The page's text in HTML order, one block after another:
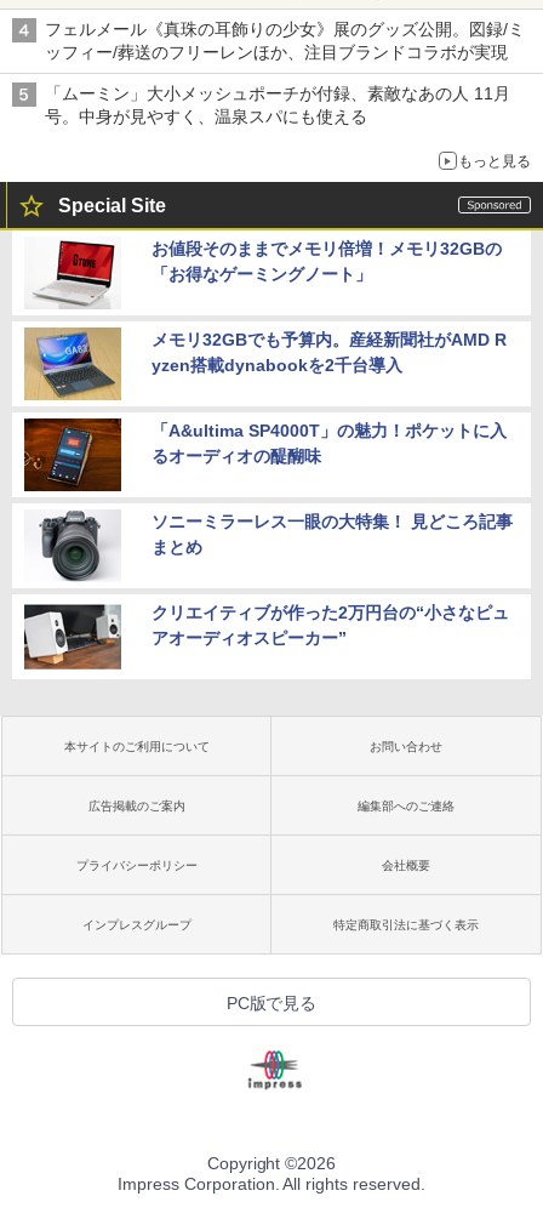
フェルメール《真珠の耳飾りの少女》展のグッズ公開。図録/ミ
ッフィー/葬送のフリーレンほか、注目ブランドコラボが実現
「ムーミン」大小メッシュポーチが付録、素敵なあの人 11月
号。中身が見やすく、温泉スパにも使える
もっと見る
Special Site
お値段そのままでメモリ倍増！メモリ32GBの
「お得なゲーミングノート」
メモリ32GBでも予算内。産経新聞社がAMD R
yzen搭載dynabookを2千台導入
「A&ultima SP4000T」の魅力！ポケットに入
るオーディオの醍醐味
ソニーミラーレス一眼の大特集！ 見どころ記事
まとめ
クリエイティブが作った2万円台の“小さなピュ
アオーディオスピーカー”
本サイトのご利用について お問い合わせ
広告掲載のご案内 編集部へのご連絡
プライバシーポリシー 会社概要
インプレスグループ 特定商取引法に基づく表示
PC版で見る
Copyright ©2026
Impress Corporation. All rights reserved.